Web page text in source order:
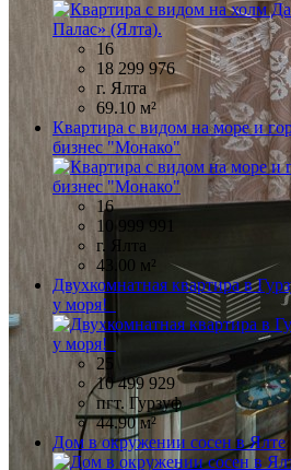
16
18 299 976
г. Ялта
69.10 м²
Квартира с видом на море и
бизнес "Монако"
16
10 999 991
г. Ялта
43.00 м²
Двухкомнатная квартира в
у моря!
25
10 499 929
пгт. Гурзуф
44.90 м²
Дом в окружении сосен в Ялте